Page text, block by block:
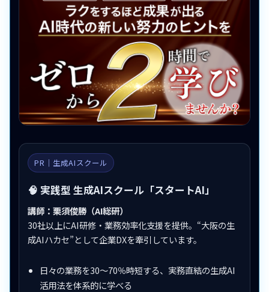
PR｜生成AIスクール
🧠 実践型 生成AIスクール「スタートAI」
講師：栗須俊勝（AI総研）
30社以上にAI研修・業務効率化支援を提供。“大阪の生
成AIハカセ”として企業DXを牽引しています。
日々の業務を30〜70％時短する、実務直結の生成AI
活用法を体系的に学べる